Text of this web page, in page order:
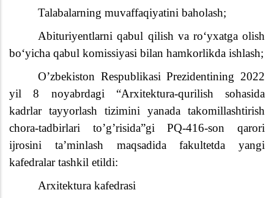
Talabalarning muvaffaqiyatini baholash;
Abituriyentlarni qabul qilish va ro‘yxatga olish
bo‘yicha qabul komissiyasi bilan hamkorlikda ishlash;
O’zbekiston Respublikasi Prezidentining 2022
yil 8 noyabrdagi “Arxitektura-qurilish sohasida
kadrlar tayyorlash tizimini yanada takomillashtirish
chora-tadbirlari to’g’risida”gi PQ-416-son qarori
ijrosini ta’minlash maqsadida fakultetda yangi
kafedralar tashkil etildi:
Arxitektura kafedrasi